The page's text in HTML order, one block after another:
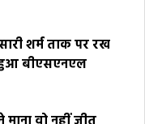
शर्म ताक पर रख
बीएसएनएल